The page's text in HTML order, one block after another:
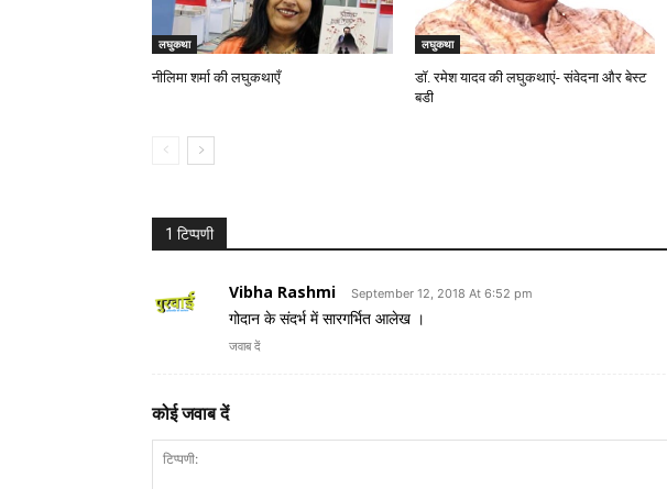
लघुकथा
नीलिमा शर्मा की लघुकथाएँ
लघुकथा
डॉ. रमेश यादव की लघुकथाएं- संवेदना और बेस्ट
बडी
1 टिप्पणी
Vibha Rashmi September 12, 2018 At 6:52 pm
गोदान के संदर्भ में सारगर्भित आलेख ।
जवाब दें
कोई जवाब दें